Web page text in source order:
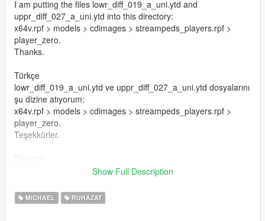
I am putting the files lowr_diff_019_a_uni.ytd and
uppr_diff_027_a_uni.ytd into this directory:
x64v.rpf > models > cdimages > streampeds_players.rpf >
player_zero.
Thanks.
Türkçe
lowr_diff_019_a_uni.ytd ve uppr_diff_027_a_uni.ytd dosyalarını
şu dizine atıyorum:
x64v.rpf > models > cdimages > streampeds_players.rpf >
player_zero.
Teşekkürler.
Ich lege die Dateien lowr_diff_019_a_uni.ytd und
x64v.rpf > models > cdimages > streampeds_players.rpf >
player_zero.
Show Full Description
MICHAEL RUHÁZAT